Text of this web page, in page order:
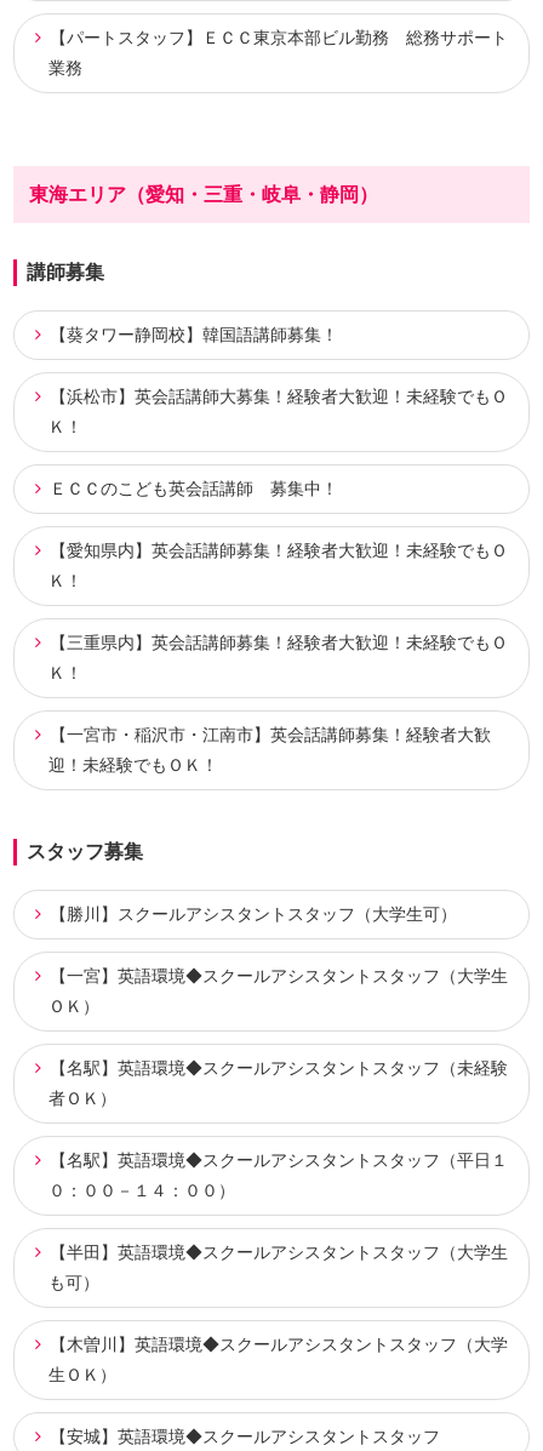
【パートスタッフ】ＥＣＣ東京本部ビル勤務 総務サポート
業務
東海エリア（愛知・三重・岐阜・静岡）
講師募集
【葵タワー静岡校】韓国語講師募集！
【浜松市】英会話講師大募集！経験者大歓迎！未経験でもＯ
Ｋ！
ＥＣＣのこども英会話講師 募集中！
【愛知県内】英会話講師募集！経験者大歓迎！未経験でもＯ
Ｋ！
【三重県内】英会話講師募集！経験者大歓迎！未経験でもＯ
Ｋ！
【一宮市・稲沢市・江南市】英会話講師募集！経験者大歓
迎！未経験でもＯＫ！
スタッフ募集
【勝川】スクールアシスタントスタッフ（大学生可）
【一宮】英語環境◆スクールアシスタントスタッフ（大学生
ＯＫ）
【名駅】英語環境◆スクールアシスタントスタッフ（未経験
者ＯＫ）
【名駅】英語環境◆スクールアシスタントスタッフ（平日１
０：００－１４：００）
【半田】英語環境◆スクールアシスタントスタッフ（大学生
も可）
【木曽川】英語環境◆スクールアシスタントスタッフ（大学
生ＯＫ）
【安城】英語環境◆スクールアシスタントスタッフ